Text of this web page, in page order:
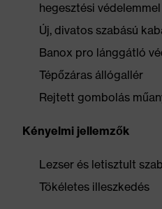
hegesztési védelemmel
Új, divatos szabású
Banox pro lánggátló
Tépőzáras állógallér
Rejtett gombolás
Kényelmi jellemzők
Lezser és letisztult
Tökéletes illeszkedés